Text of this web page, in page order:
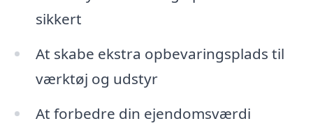
sikkert
At skabe ekstra opbevaringsplads til
værktøj og udstyr
At forbedre din ejendomsværdi